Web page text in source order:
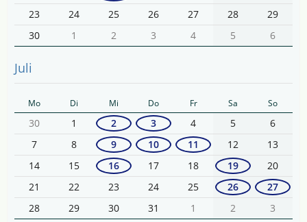
23
24 25 26 27 28
29
30
1 2 3 4 5 6
Juli
Mo Di Mi Do Fr Sa So
30 1 2 3 4 5
6
7
8 9 10 11 12
13
14
15 16 17 18 19
20
21
22 23 24 25 26
27
28
29 30 31 1 2 3